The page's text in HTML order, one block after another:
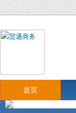
首页